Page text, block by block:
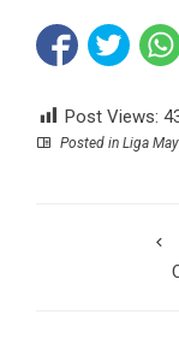
Post Views:
Posted in Liga